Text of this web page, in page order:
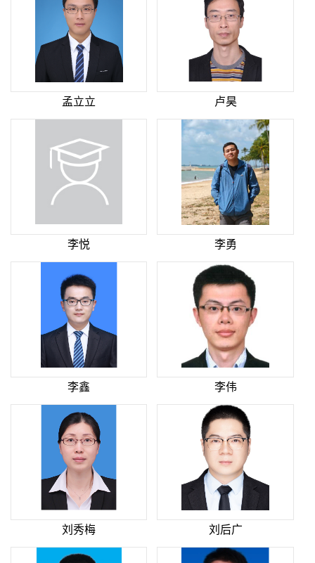
孟立立 卢昊
李悦 李勇
李鑫 李伟
刘秀梅 刘后广